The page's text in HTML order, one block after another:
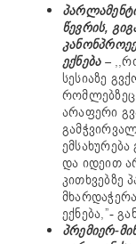
წევრის,
ექნება –
სესიაზე
რომლებზეც
არაფერი
და იდეით
კითხვებზე
ექნება,”-
პრემიერ-